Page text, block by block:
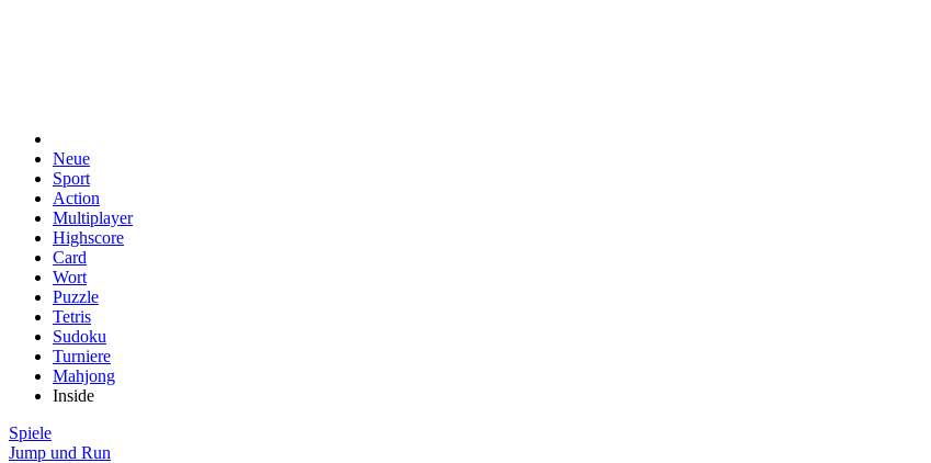
Neue
Sport
Action
Multiplayer
Highscore
Card
Wort
Puzzle
Tetris
Sudoku
Turniere
Mahjong
Inside
Spiele
Jump und Run